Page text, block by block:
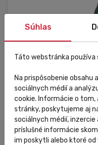
Súhlas
Táto webstránka používa
Na prispôsobenie
sociálnych médií a
cookie. Informácie o tom,
stránky, poskytujeme aj
sociálnych médií,
príslušné informácie
im poskytli alebo ktoré od